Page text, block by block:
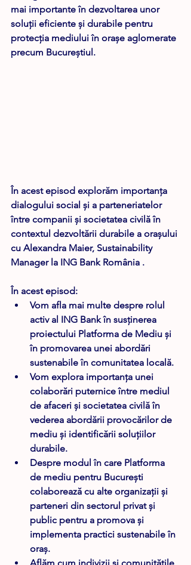
mai importante în dezvoltarea unor
soluții eficiente și durabile pentru
protecția mediului în orașe aglomerate
precum Bucureștiul.
În acest episod explorăm importanța
dialogului social și a parteneriatelor
între companii și societatea civilă în
contextul dezvoltării durabile a orașului
cu Alexandra Maier, Sustainability
Manager la ING Bank România .
În acest episod:
Vom afla mai multe despre rolul
activ al ING Bank în susținerea
proiectului Platforma de Mediu și
în promovarea unei abordări
sustenabile în comunitatea locală.
Vom explora importanța unei
colaborări puternice între mediul
de afaceri și societatea civilă în
vederea abordării provocărilor de
mediu și identificării soluțiilor
durabile.
Despre modul în care Platforma
de mediu pentru București
colaborează cu alte organizații și
parteneri din sectorul privat și
public pentru a promova și
implementa practici sustenabile în
oraș.